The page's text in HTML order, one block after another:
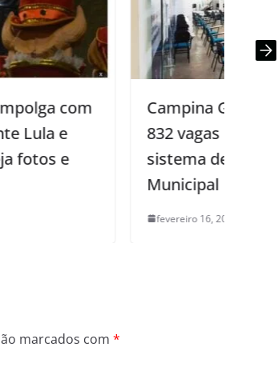
Grande inicia semana com
de emprego, conforme
de cadastro do Sine
marcados com *